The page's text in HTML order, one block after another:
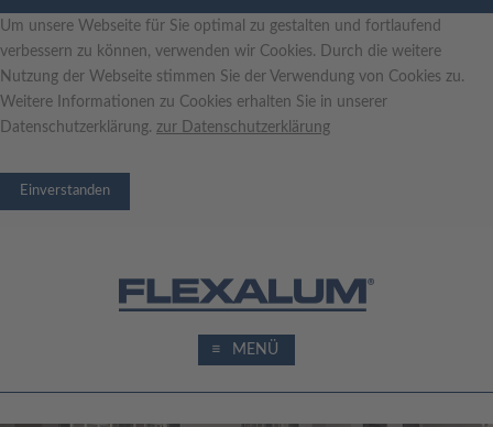
Um unsere Webseite für Sie optimal zu gestalten und fortlaufend
verbessern zu können, verwenden wir Cookies. Durch die weitere
Nutzung der Webseite stimmen Sie der Verwendung von Cookies zu.
Weitere Informationen zu Cookies erhalten Sie in unserer
Datenschutzerklärung. zur Datenschutzerklärung
≡ MENÜ